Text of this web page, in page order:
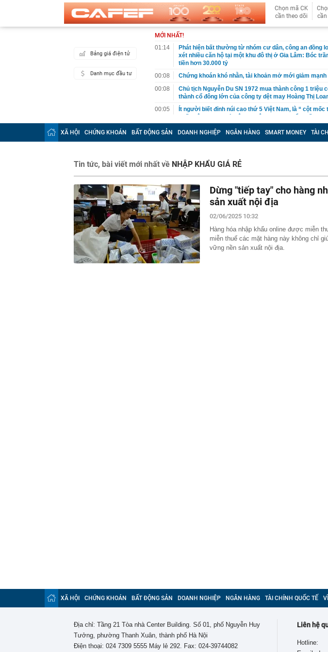
Chọn mã CK
cần theo dõi
cần
Bảng giá điện tử
Danh mục đầu tư
MỚI NHẤT!
01:14
Phát hiện bất thường từ nhóm cư dân, công an đồng
xét nhiều căn hộ tại một khu đô thị ở Gia Lâm: Bóc
tiền hơn 30.000 tỷ
00:08
Chứng khoán khó nhằn, tài khoản mở mới giảm mạnh
00:08
Chủ tịch Nguyễn Du SN 1972 mua thành công 1 triệu
thành cổ đông lớn của công ty dệt may Hoàng Thị
00:05
Ít người biết đỉnh núi cao thứ 5 Việt Nam, là “ cột mốc
trekking
Việt Nam có 1 hệ thống y khoa tư nhân sở hữu 14
00:05
56 mã chứng khoán bị HoSE cắt margin trong tháng 8
00:03
Một doanh nghiệp Việt thu hơn 1 tỷ USD ở nước
năm 2026, lợi nhuận tăng hơn 120%
00:03
Chứng khoán Vietcap dự phóng VN-Index có thể chạm
ngay trong tháng 8
00:01
VNPT nắm giữ lượng tiền hơn 62.000 tỷ đồng, lớn hơn
Viettel Global
00:01
Nắm trong tay Điện Máy Xanh, Bách Hóa Xanh, An
MWG chỉ ngang DMX
00:01
Khám xét ngôi nhà cổ, phát hiện 'kho báu' gồm 1.000
XÃ HỘI CHỨNG KHOÁN BẤT ĐỘNG SẢN DOANH NGHIỆP NGÂN HÀNG SMART MONEY TÀI
Tin tức, bài viết mới nhất về NHẬP KHẨU GIÁ RẺ
Dừng "tiếp tay" cho hàng
sản xuất nội địa
02/06/2025 10:32
Hàng hóa nhập khẩu online được miễn
miễn thuế các mặt hàng này không chỉ
vững nền sản xuất nội địa.
XÃ HỘI CHỨNG KHOÁN BẤT ĐỘNG SẢN DOANH NGHIỆP NGÂN HÀNG TÀI CHÍNH QUỐC TẾ
Địa chỉ: Tầng 21 Tòa nhà Center Building. Số 01, phố Nguyễn Huy
Tưởng, phường Thanh Xuân, thành phố Hà Nội
Điện thoại: 024 7309 5555 Máy lẻ 292. Fax: 024-39744082
Liên hệ
Hotline: